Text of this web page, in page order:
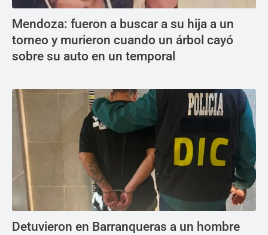
Mendoza: fueron a buscar a su hija a un
torneo y murieron cuando un árbol cayó
sobre su auto en un temporal
Detuvieron en Barranqueras a un hombre